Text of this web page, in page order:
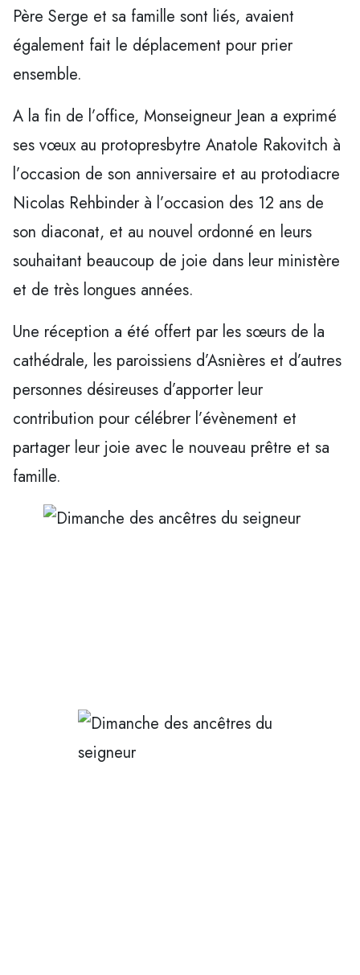
Père Serge et sa famille sont liés, avaient
également fait le déplacement pour prier
ensemble.
A la fin de l’office, Monseigneur Jean a exprimé
ses vœux au protopresbytre Anatole Rakovitch à
l’occasion de son anniversaire et au protodiacre
Nicolas Rehbinder à l’occasion des 12 ans de
son diaconat, et au nouvel ordonné en leurs
souhaitant beaucoup de joie dans leur ministère
et de très longues années.
Une réception a été offert par les sœurs de la
cathédrale, les paroissiens d’Asnières et d’autres
personnes désireuses d’apporter leur
contribution pour célébrer l’évènement et
partager leur joie avec le nouveau prêtre et sa
famille.